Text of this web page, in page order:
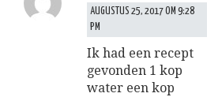
AUGUSTUS 25, 2017 OM 9:28
PM
Ik had een recept
gevonden 1 kop
water een kop